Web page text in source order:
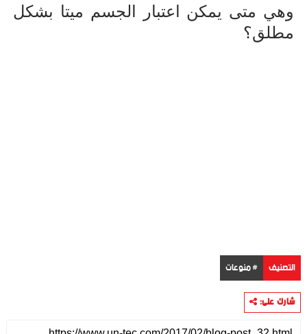
وهي متى يمكن اعتبار الجسم ميتا بشكل
مطلق؟
التصنيف # منوعات
شارك على: